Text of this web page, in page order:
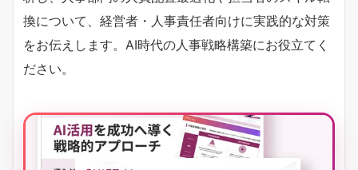
換について、経営者・人事責任者向けに実践的な対策
をお伝えします。AI時代の人事戦略構築にお役立てく
ださい。